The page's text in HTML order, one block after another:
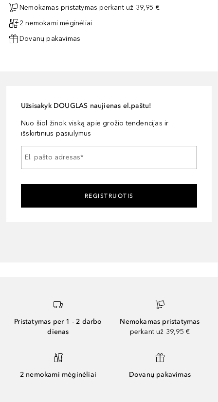
Nemokamas pristatymas perkant už 39,95 €
2 nemokami mėginėliai
Dovanų pakavimas
Užsisakyk DOUGLAS naujienas el.paštu!
Nuo šiol žinok viską apie grožio tendencijas ir
išskirtinius pasiūlymus
El. pašto adresas*
REGISTRUOTIS
Pristatymas per 1 - 2 darbo
dienas
Nemokamas pristatymas
perkant už 39,95 €
2 nemokami mėginėliai Dovanų pakavimas